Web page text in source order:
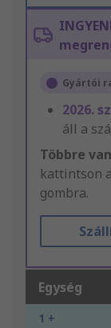
Gyártói
2026.
áll a
Többre
kattintson
gombra.
Egység
1 +